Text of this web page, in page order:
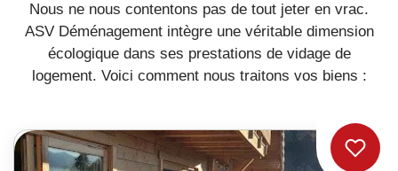
Nous ne nous contentons pas de tout jeter en vrac.
ASV Déménagement intègre une véritable dimension
écologique dans ses prestations de vidage de
logement. Voici comment nous traitons vos biens :